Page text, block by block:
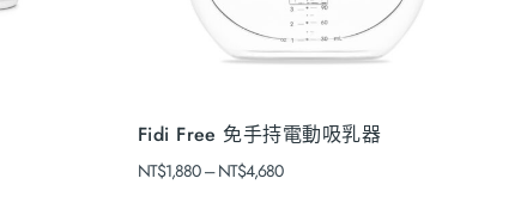
Fidi Free 免手持電動吸乳器
NT$1,880 – NT$4,680